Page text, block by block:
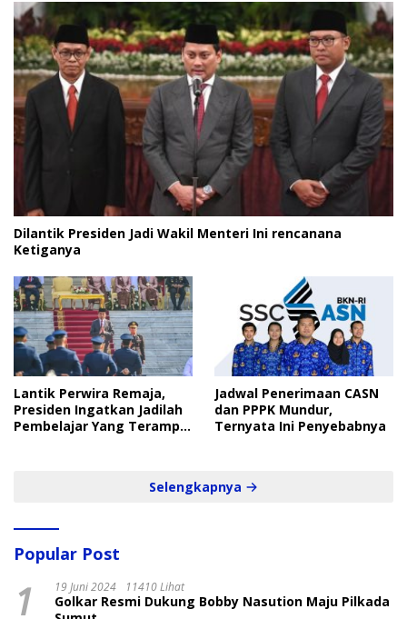
Dilantik Presiden Jadi Wakil Menteri Ini rencanana
Ketiganya
Lantik Perwira Remaja,
Presiden Ingatkan Jadilah
Pembelajar Yang Terampil
Jadwal Penerimaan CASN
dan PPPK Mundur,
Ternyata Ini Penyebabnya
Selengkapnya
Popular Post
1 19 Juni 2024 11410 Lihat
Golkar Resmi Dukung Bobby Nasution Maju Pilkada